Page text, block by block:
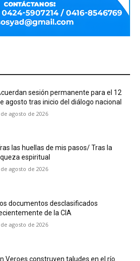
sesión permanente para el 12
agosto tras inicio del diálogo nacional
de agosto de 2026
las huellas de mis pasos/ Tras la
espiritual
de agosto de 2026
documentos desclasificados
de la CIA
de agosto de 2026
Veroes construyen taludes en el río